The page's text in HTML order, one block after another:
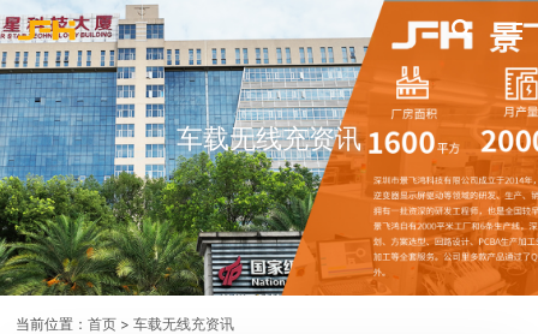
车载无线充资讯
当前位置：首页 >车载无线充资讯